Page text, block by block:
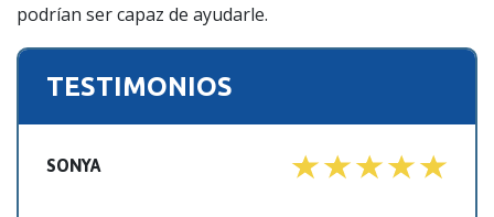
podrían ser capaz de ayudarle.
TESTIMONIOS
SONYA